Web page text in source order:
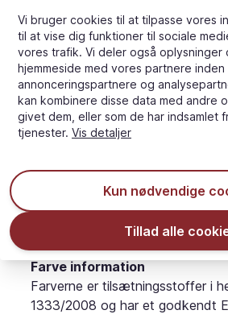
0 g
Størrelse
* All measures are approximate
Farve information
Farverne er tilsætningsstoffer i
1333/2008 og har et godkendt
Vi bruger cookies til at tilpasse vores
til at vise dig funktioner til sociale
vores trafik. Vi deler også oplysninger
hjemmeside med vores partnere inden
annonceringspartnere og
kan kombinere disse data med andre
givet dem, eller som de har indsamlet
tjenester. Vis detaljer
Kun nødvendige
Tillad alle